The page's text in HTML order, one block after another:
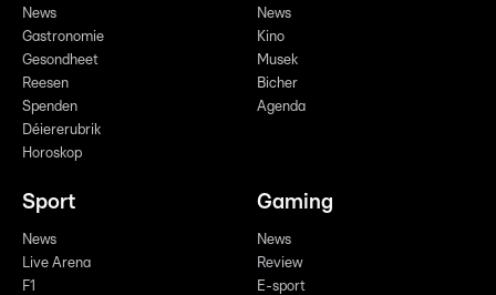
News
Gastronomie
Gesondheet
Reesen
Spenden
Déiererubrik
Horoskop
News
Kino
Musek
Bicher
Agenda
Sport
News
Live Arena
F1
Gaming
News
Review
E-sport